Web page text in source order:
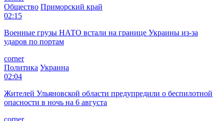
Общество Приморский край
02:15
Военные грузы НАТО встали на границе Украины из-за
ударов по портам
corner
Политика Украина
02:04
Жителей Ульяновской области предупредили о беспилотной
опасности в ночь на 6 августа
corner